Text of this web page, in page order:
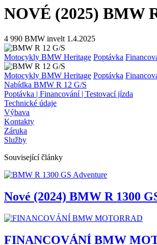
NOVÉ (2025) BMW
4 990 BMW invelt 1.4.2025
Motocykly BMW Heritage Poptávka
Motocykly BMW Heritage Poptávka
Nabídka BMW R 12 G/S
Poptávka | Financování | Testovací jízda
Technické údaje
Výbava
Kontakty
Záruka
Služby
Související články
Nové (2024) BMW R 1300
FINANCOVÁNÍ BMW